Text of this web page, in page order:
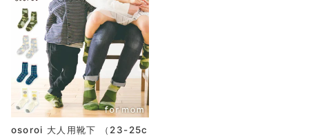
osoroi 大人用靴下 （23-25c